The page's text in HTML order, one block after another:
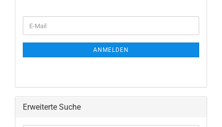
ZUR
E-
Mail
ANMELDEN
Erweiterte Suche